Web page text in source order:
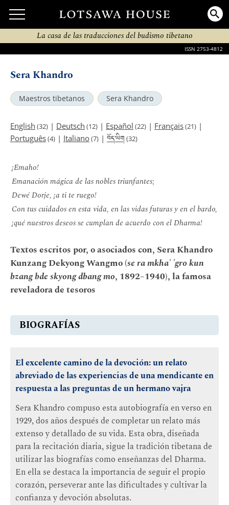
La casa de las traducciones del budismo tibetano
ISSN 2753-4812
Sera Khandro
Maestros tibetanos Sera Khandro
English (32) | Deutsch (12) | Español (22) | Français(21) |
Português(4) | Italiano(7) | བོད་ཡིག (32)
¡Emaho!
Emanación mágica de las nobles triunfantes;
Dewé Dorje, ¡a ti te ruego!
Con tus cuidados en esta vida, en las vidas futuras y en el bardo,
¡qué nuestros deseos se cumplan de acuerdo con el Dharma!
Textos escritos por, o asociados con, Sera Khandro
Kunzang Dekyong Wangmo (se ra mkha' 'gro kun
bzang bde skyong dbang mo, 1892–1940), la famosa
reveladora de tesoros
BIOGRAFÍAS
El excelente camino de la devoción: un relato
abreviado de las experiencias de una mendicante en
respuesta a las preguntas de un hermano vajra
Sera Khandro compuso esta autobiografía en verso en
1929, dos años después de completar un relato más
extenso y detallado de su vida. Esta obra, diseñada
para la recitación diaria, sigue la tradición tibetana de
utilizar las biografías como enseñanzas del Dharma.
En ella se destaca la importancia de seguir el propio
corazón, perseverar ante las dificultades y cultivar la
confianza y devoción absolutas.